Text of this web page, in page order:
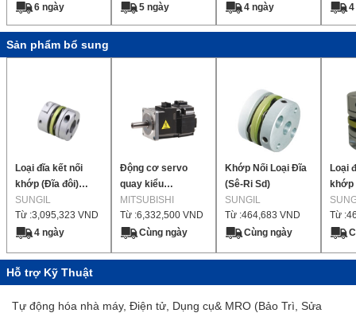
6 ngày
5 ngày
4 ngày
Sản phẩm bổ sung
Loại đĩa kết nối
khớp (Đĩa đôi)
SDW
SUNGIL
Từ :3,095,323 VND
4 ngày
Động cơ servo
quay kiểu
MELSERVO-J4
dòng HG-KR (Loại
200 V, công suất
MITSUBISHI
Từ :6,332,500 VND
Cùng ngày
Khớp Nối Loại Đĩa
(Sê-Ri Sd)
SUNGIL
Từ :464,683 VND
Cùng ngày
Loại
khớp
Từ :
Hỗ trợ Kỹ Thuật
Tự động hóa nhà máy, Điện tử, Dụng cụ& MRO (Bảo Trì, Sửa